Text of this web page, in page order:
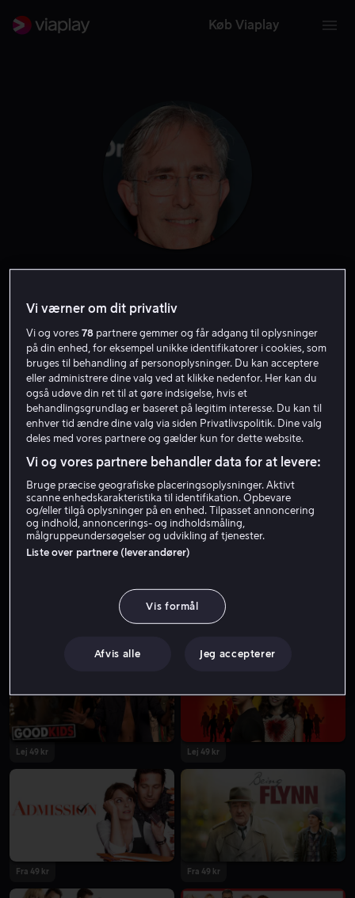
Køb Viaplay
Forfatter
Fra 59 kr Fra 39 kr
Lej 49 kr Lej 49 kr
Fra 49 kr Fra 49 kr
Vi værner om dit privatliv
Vi og vores78 partnere gemmer og får adgang til oplysninger
på din enhed, for eksempel unikke identifikatorer i cookies, som
bruges til behandling af personoplysninger. Du kan acceptere
eller administrere dine valg ved at klikke nedenfor. Her kan du
også udøve din ret til at gøre indsigelse, hvis et
behandlingsgrundlag er baseret på legitim interesse. Du kan til
enhver tid ændre dine valg via siden Privatlivspolitik. Dine valg
deles med vores partnere og gælder kun for dette website.
Vi og vores partnere behandler data for at levere:
Bruge præcise geografiske placeringsoplysninger. Aktivt
scanne enhedskarakteristika til identifikation. Opbevare
og/eller tilgå oplysninger på en enhed. Tilpasset annoncering
og indhold, annoncerings- og indholdsmåling,
målgruppeundersøgelser og udvikling af tjenester.
Liste over partnere (leverandører)
Vis formål
Afvis alle Jeg accepterer